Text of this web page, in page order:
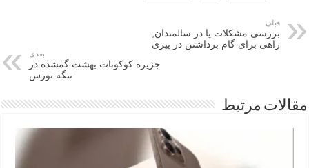
قبلی
بررسی مشکلات پا در سالمندان,
راهی برای گام برداشتن در پیری
بعدی
جزیره کوکونات بهشت گمشده در
تنگه تورس
مقالات مرتبط